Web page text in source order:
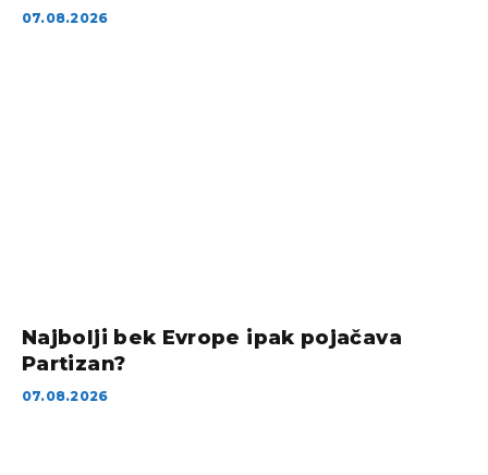
07.08.2026
Najbolji bek Evrope ipak pojačava
Partizan?
07.08.2026